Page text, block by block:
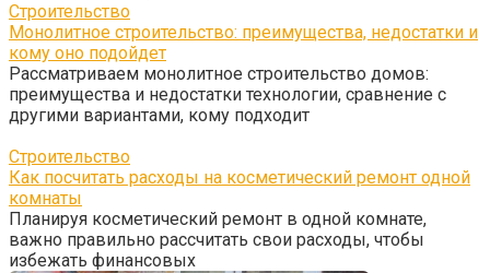
Строительство
Монолитное строительство: преимущества, недостатки и
кому оно подойдет
Рассматриваем монолитное строительство домов:
преимущества и недостатки технологии, сравнение с
другими вариантами, кому подходит
Строительство
Как посчитать расходы на косметический ремонт одной
комнаты
Планируя косметический ремонт в одной комнате,
важно правильно рассчитать свои расходы, чтобы
избежать финансовых